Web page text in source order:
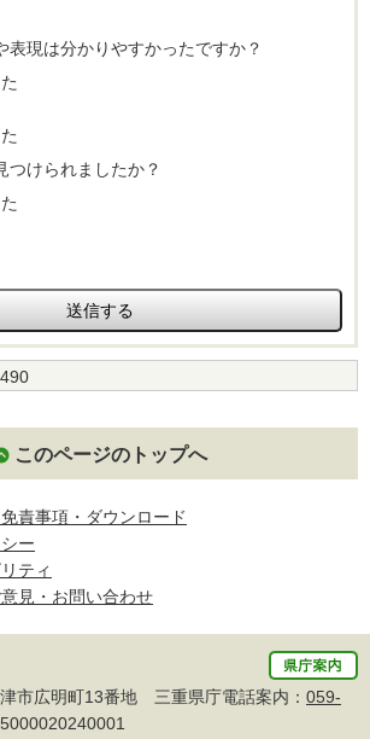
表現は分かりやすかったですか？
つけられましたか？
このページのトップへ
責事項・ダウンロード
ー
ティ
見・お問い合わせ
市広明町13番地 三重県庁電話案内： 059-